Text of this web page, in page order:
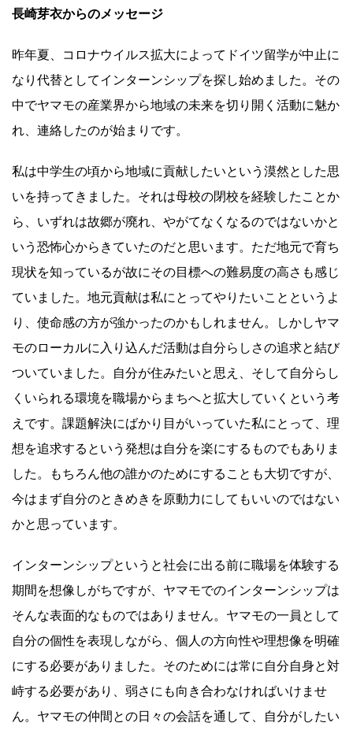
長崎芽衣からのメッセージ
昨年夏、コロナウイルス拡大によってドイツ留学が中止に
なり代替としてインターンシップを探し始めました。その
中でヤマモの産業界から地域の未来を切り開く活動に魅か
れ、連絡したのが始まりです。
私は中学生の頃から地域に貢献したいという漠然とした思
いを持ってきました。それは母校の閉校を経験したことか
ら、いずれは故郷が廃れ、やがてなくなるのではないかと
いう恐怖心からきていたのだと思います。ただ地元で育ち
現状を知っているが故にその目標への難易度の高さも感じ
ていました。地元貢献は私にとってやりたいことというよ
り、使命感の方が強かったのかもしれません。しかしヤマ
モのローカルに入り込んだ活動は自分らしさの追求と結び
ついていました。自分が住みたいと思え、そして自分らし
くいられる環境を職場からまちへと拡大していくという考
えです。課題解決にばかり目がいっていた私にとって、理
想を追求するという発想は自分を楽にするものでもありま
した。もちろん他の誰かのためにすることも大切ですが、
今はまず自分のときめきを原動力にしてもいいのではない
かと思っています。
インターンシップというと社会に出る前に職場を体験する
期間を想像しがちですが、ヤマモでのインターンシップは
そんな表面的なものではありません。ヤマモの一員として
自分の個性を表現しながら、個人の方向性や理想像を明確
にする必要がありました。そのためには常に自分自身と対
峙する必要があり、弱さにも向き合わなければいけませ
ん。ヤマモの仲間との日々の会話を通して、自分がしたい